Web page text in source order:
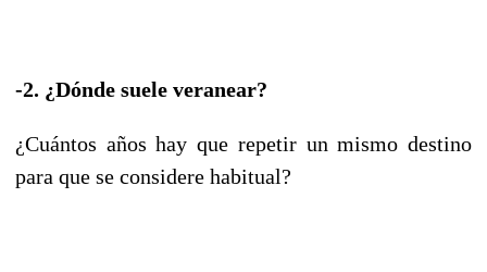
-2. ¿Dónde suele veranear?
¿Cuántos años hay que repetir un mismo destino
para que se considere habitual?